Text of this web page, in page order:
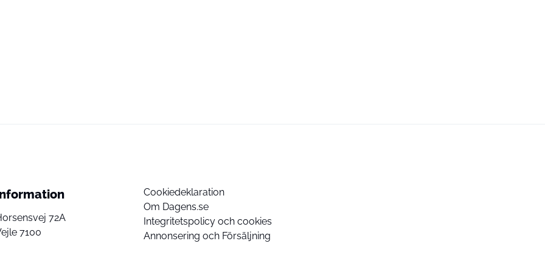
72A
7100
Cookiedeklaration
Om Dagens.se
Integritetspolicy och cookies
Annonsering och Försäljning